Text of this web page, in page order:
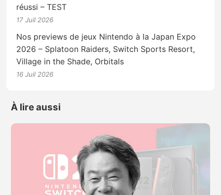
réussi – TEST
17 Juil 2026
Nos previews de jeux Nintendo à la Japan Expo
2026 – Splatoon Raiders, Switch Sports Resort,
Village in the Shade, Orbitals
16 Juil 2026
À lire aussi